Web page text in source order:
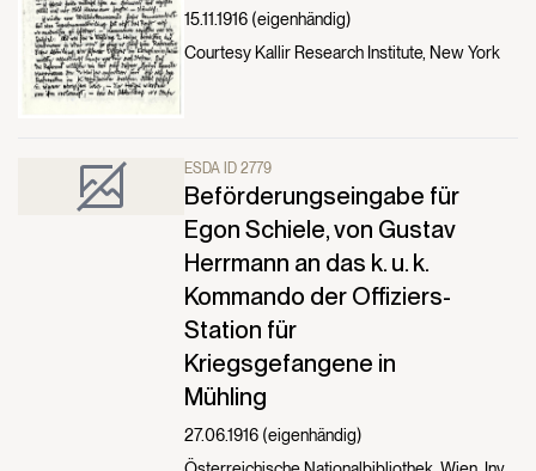
15.11.1916 (eigenhändig)
Courtesy Kallir Research Institute, New York
ESDA ID 2779
Beförderungseingabe für
Egon Schiele, von Gustav
Herrmann an das k. u. k.
Kommando der Offiziers-
Station für
Kriegsgefangene in
Mühling
27.06.1916 (eigenhändig)